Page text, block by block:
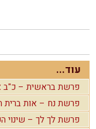
עוד...
פרשת בראשית – כ"ב
פרשת נח – אות ברית
פרשת לך לך –